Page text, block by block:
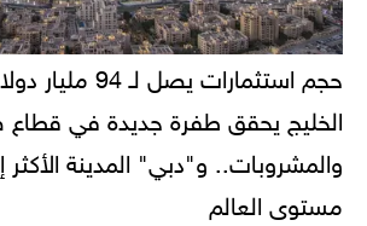
الخليج يحقق طفرة جديدة في قطاع
والمشروبات.. و"دبي" المدينة الأكثر
مستوى العالم